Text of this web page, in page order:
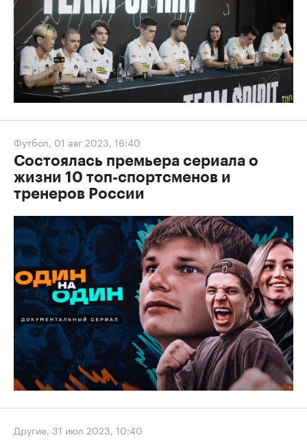
Футбол, 01 авг 2023, 16:40
Состоялась премьера сериала о
жизни 10 топ-спортсменов и
тренеров России
Другие, 31 июл 2023, 10:40